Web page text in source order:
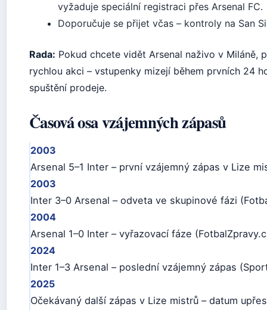
vyžaduje speciální registraci přes Arsenal FC.
Doporučuje se přijet včas – kontroly na San
Rada: Pokud chcete vidět Arsenal naživo v Miláně,
rychlou akci – vstupenky mizejí během prvních 24
spuštění prodeje.
Časová osa vzájemných zápasů
2003
Arsenal 5–1 Inter – první vzájemný zápas v Lize
2003
Inter 3–0 Arsenal – odveta ve skupinové fázi
2004
Arsenal 1–0 Inter – vyřazovací fáze
2024
Inter 1–3 Arsenal – poslední vzájemný zápas
2025
Očekávaný další zápas v Lize mistrů – datum